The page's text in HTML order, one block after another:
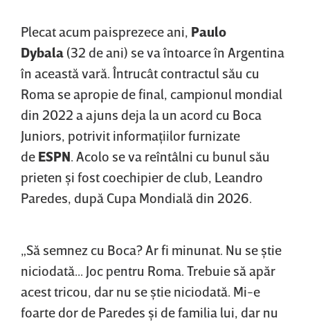
Plecat acum paisprezece ani, Paulo
Dybala (32 de ani) se va întoarce în Argentina
în această vară. Întrucât contractul său cu
Roma se apropie de final, campionul mondial
din 2022 a ajuns deja la un acord cu Boca
Juniors, potrivit informaţiilor furnizate
de ESPN. Acolo se va reîntâlni cu bunul său
prieten şi fost coechipier de club, Leandro
Paredes, după Cupa Mondială din 2026.
„Să semnez cu Boca? Ar fi minunat. Nu se ştie
niciodată... Joc pentru Roma. Trebuie să apăr
acest tricou, dar nu se ştie niciodată. Mi-e
foarte dor de Paredes şi de familia lui, dar nu